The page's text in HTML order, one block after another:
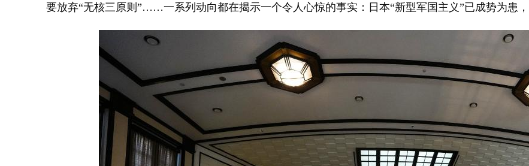
要放弃“无核三原则”……一系列动向都在揭示一个令人心惊的事实：日本“新型军国主义”已成势为患